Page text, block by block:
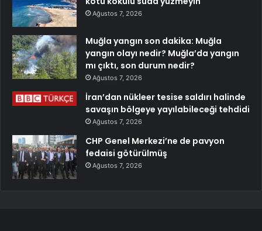
Ağustos 7, 2026
Muğla yangın son dakika: Muğla
yangın olayı nedir? Muğla’da yangın
mı çıktı, son durum nedir?
Ağustos 7, 2026
İran’dan nükleer tesise saldırı halinde
savaşın bölgeye yayılabileceği tehdidi
Ağustos 7, 2026
CHP Genel Merkezi’ne de pavyon
fedaisi götürülmüş
Ağustos 7, 2026